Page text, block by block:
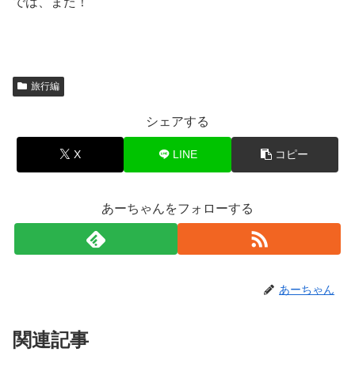
参
の
編）
い
旅行編
シェアする
X LINE コピー
あーちゃんをフォローする
あーちゃん
関連記事